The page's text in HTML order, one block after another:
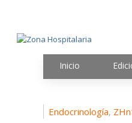
Inicio
Endocrinología,